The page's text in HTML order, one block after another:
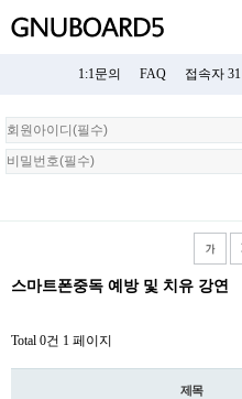
1:1문의 FAQ 접속자 31
회
원
로
스마트폰중독 예방 및 치유 강연
Total 0건 1 페이지
제목